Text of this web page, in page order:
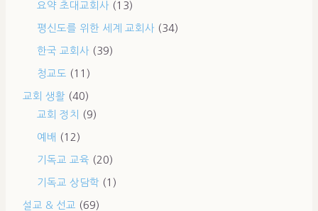
요약 초대교회사 (13)
평신도를 위한 세계 교회사 (34)
한국 교회사 (39)
청교도 (11)
교회 생활 (40)
교회 정치
(9)
예배 (12)
기독교 교육 (20)
기독교 상담학 (1)
설교 & 선교
(69)